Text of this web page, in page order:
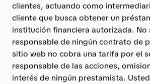
clientes, actuando como
cliente que busca obtener un
institución financiera autorizada. No
responsable de ningún contrato de
sitio web no cobra una tarifa por el
responsable de las acciones,
interés de ningún prestamista.